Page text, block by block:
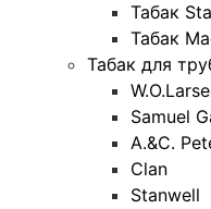
Табак
Табак
Табак для
Samuel
A.&C.
Clan
Stanwell